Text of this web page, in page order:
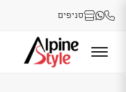
סניפים